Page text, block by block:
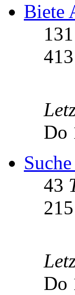
Biete
131
413
Do
43
215
Do